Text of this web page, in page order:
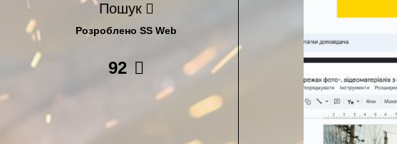
Пошук
Розроблено SS Web
92